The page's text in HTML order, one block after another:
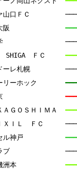
山口ＦＣ
阪
　SHIGA　ＦＣ
ーレ札幌
リーホック
ＡＧＯＳＨＩＭＡ
ＸＩＬ　ＦＣ
ル神戸
ブ
洲本